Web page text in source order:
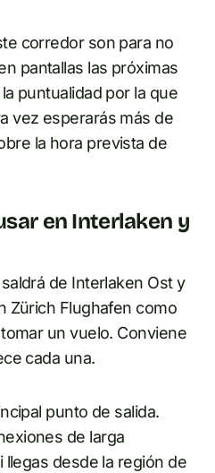
corredor son para no
pantallas las próximas
puntualidad por la que
vez esperarás más de
la hora prevista de
en Interlaken y
de Interlaken Ost y
Zürich Flughafen como
un vuelo. Conviene
cada una.
punto de salida.
de larga
llegas desde la región de